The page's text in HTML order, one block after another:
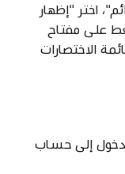
اختر "إظهار
على مفتاح
الاختصارات
إلى حساب